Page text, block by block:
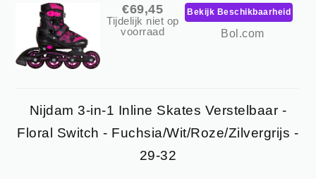
€69,45
Tijdelijk niet op
voorraad
Bekijk Beschikbaarheid
Bol.com
Nijdam 3-in-1 Inline Skates Verstelbaar -
Floral Switch - Fuchsia/Wit/Roze/Zilvergrijs -
29-32